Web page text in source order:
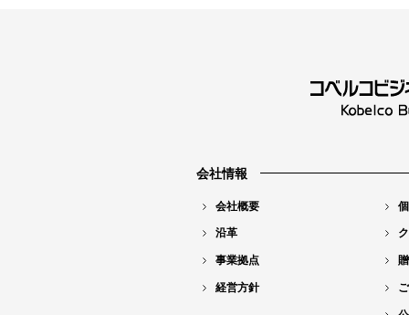
会社情報
会社概要
沿革
事業拠点
経営方針